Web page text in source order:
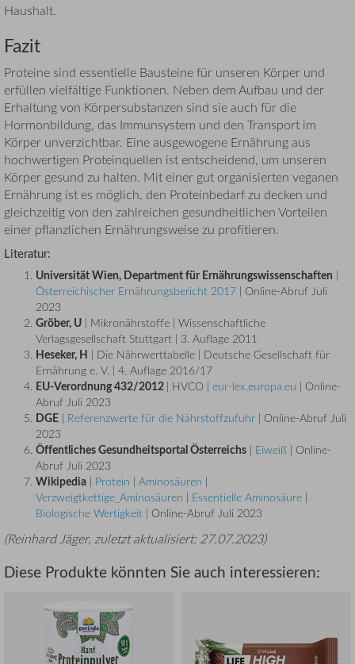
Haushalt.
Fazit
Proteine sind essentielle Bausteine für unseren Körper und
erfüllen vielfältige Funktionen. Neben dem Aufbau und der
Erhaltung von Körpersubstanzen sind sie auch für die
Hormonbildung, das Immunsystem und den Transport im
Körper unverzichtbar. Eine ausgewogene Ernährung aus
hochwertigen Proteinquellen ist entscheidend, um unseren
Körper gesund zu halten. Mit einer gut organisierten veganen
Ernährung ist es möglich, den Proteinbedarf zu decken und
gleichzeitig von den zahlreichen gesundheitlichen Vorteilen
einer pflanzlichen Ernährungsweise zu profitieren.
Literatur:
Universität Wien, Department für Ernährungswissenschaften |
Österreichischer Ernährungsbericht 2017 | Online-Abruf Juli
2023
Gröber, U | Mikronährstoffe | Wissenschaftliche
Verlagsgesellschaft Stuttgart | 3. Auflage 2011
Heseker, H | Die Nährwerttabelle | Deutsche Gesellschaft für
Ernährung e. V. | 4. Auflage 2016/17
EU-Verordnung 432/2012 | HVCO | eur-lex.europa.eu | Online-
Abruf Juli 2023
DGE | Referenzwerte für die Nährstoffzufuhr | Online-Abruf Juli
2023
Öffentliches Gesundheitsportal Österreichs | Eiweiß | Online-
Abruf Juli 2023
Wikipedia | Protein | Aminosäuren |
Verzweigtkettige_Aminosäuren | Essentielle Aminosäure |
Biologische Wertigkeit | Online-Abruf Juli 2023
(Reinhard Jäger, zuletzt aktualisiert:27.07.2023)
Diese Produkte könnten Sie auch interessieren: